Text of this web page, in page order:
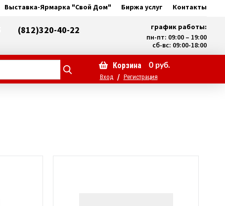
Выставка-Ярмарка "Свой Дом" Биржа услуг Контакты
(812)320-40-22
график работы:
пн-пт: 09:00 – 19:00
сб-вс: 09:00-18:00
Корзина 0руб.
Вход / Регистрация